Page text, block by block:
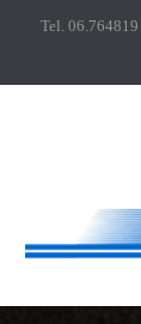
Tel. 06.764819